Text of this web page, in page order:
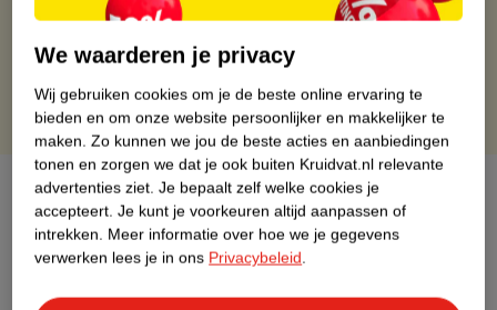
Gratis retourneren binnen 30 dagen
Gratis punten met je Kruidvat kaart
Over dit product
Productinformatie
Etiketinformatie
We waarderen je privacy
Wij gebruiken cookies om je de beste online ervaring te
bieden en om onze website persoonlijker en makkelijker te
maken. Zo kunnen we jou de beste acties en aanbiedingen
tonen en zorgen we dat je ook buiten Kruidvat.nl relevante
advertenties ziet. Je bepaalt zelf welke cookies je
accepteert. Je kunt je voorkeuren altijd aanpassen of
intrekken. Meer informatie over hoe we je gegevens
verwerken lees je in ons Privacybeleid.